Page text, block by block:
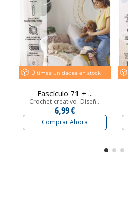
Últimas unidades en stock
Fascículo 71 + ...
Crochet creativo. Diseñ...
6,99 €
Comprar Ahora